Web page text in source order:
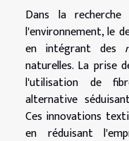
Dans la
l'environnement, le
en intégrant des
naturelles. La prise
l'utilisation de
alternative
Ces innovations
en réduisant